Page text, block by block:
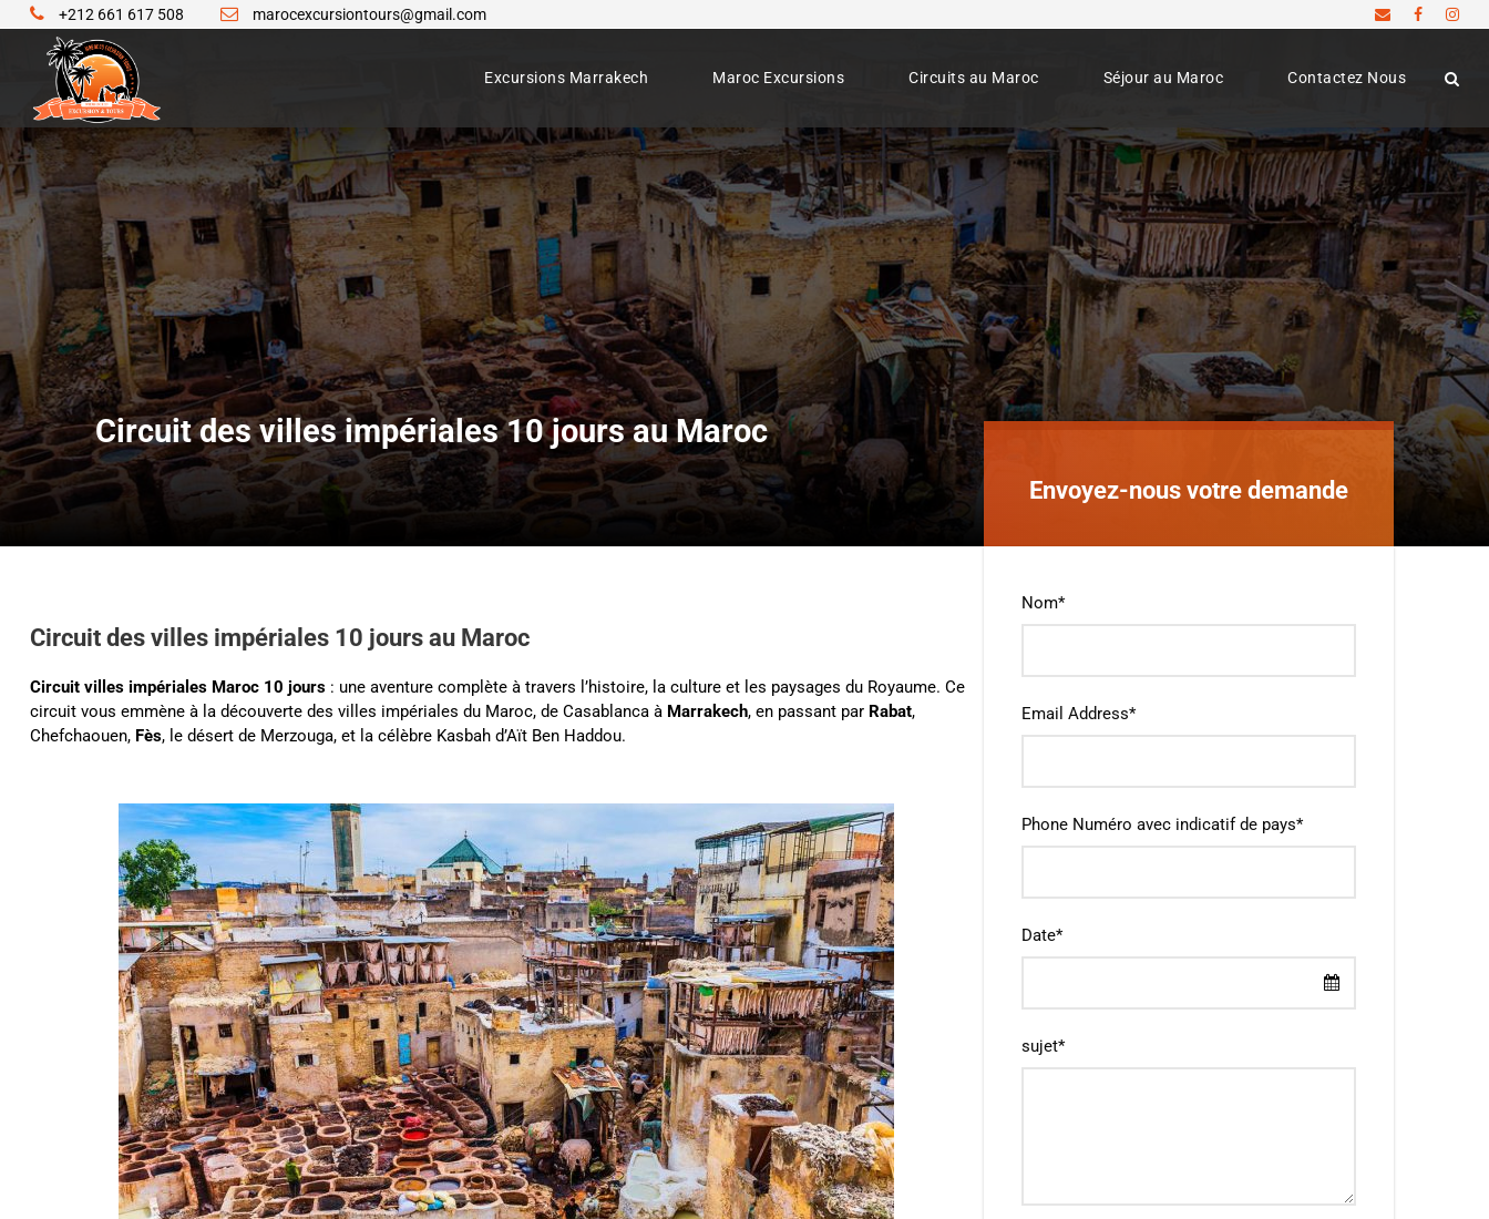
+212 661 617 508 marocexcursiontours@gmail.com
Excursions Marrakech Maroc Excursions Circuits au Maroc Séjour au Maroc Contactez Nous
Circuit des villes impériales 10 jours au Maroc
Envoyez-nous votre demande
Nom*
Email Address*
Phone Numéro avec indicatif de pays*
Date*
sujet*
Circuit des villes impériales 10 jours au Maroc
Circuit villes impériales Maroc 10 jours : une aventure complète à travers l’histoire, la culture et les paysages du Royaume. Ce
circuit vous emmène à la découverte des villes impériales du Maroc, de Casablanca à Marrakech, en passant par Rabat,
Chefchaouen, Fès, le désert de Merzouga, et la célèbre Kasbah d’Aït Ben Haddou.